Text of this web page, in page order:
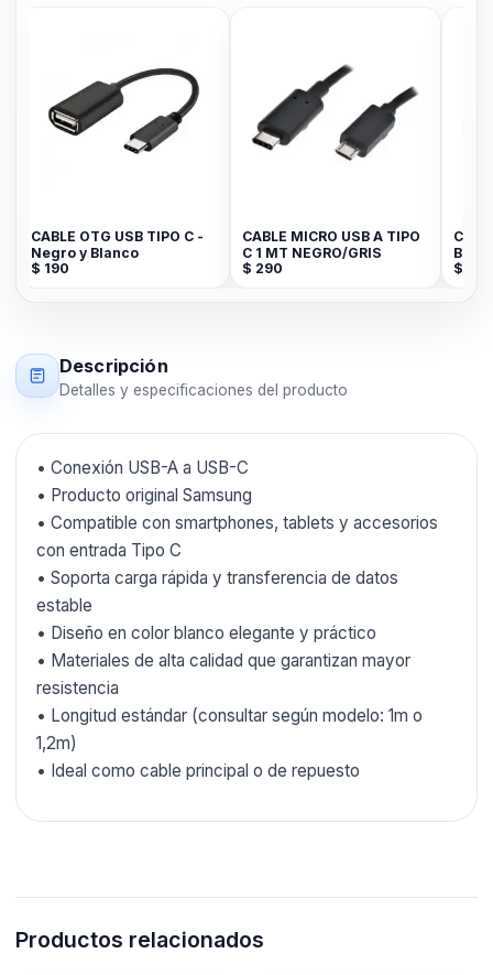
CABLE OTG USB TIPO C -
Negro y Blanco
$ 190
CABLE MICRO USB A TIPO
C 1 MT NEGRO/GRIS
$ 290
$
Descripción
Detalles y especificaciones del producto
• Conexión USB-A a USB-C
• Producto original Samsung
• Compatible con smartphones, tablets y accesorios
con entrada Tipo C
• Soporta carga rápida y transferencia de datos
estable
• Diseño en color blanco elegante y práctico
• Materiales de alta calidad que garantizan mayor
resistencia
• Longitud estándar (consultar según modelo: 1m o
1,2m)
• Ideal como cable principal o de repuesto
Productos relacionados